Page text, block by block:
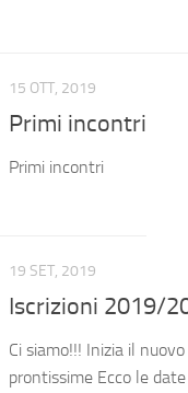
15 OTT, 2019
Primi incontri
Primi incontri
19 SET, 2019
Iscrizioni 2019/
Ci siamo!!! Inizia il
prontissime Ecco le